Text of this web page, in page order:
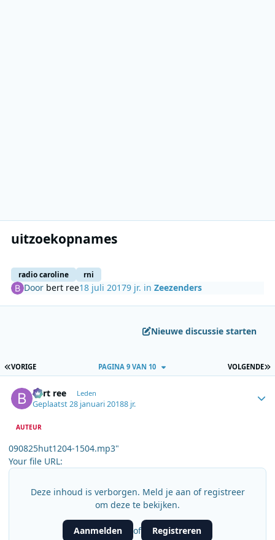
uitzoekopnames
radio caroline rni
Door bert ree18 juli 20179 jr. inZeezenders
Nieuwe discussie starten
EERSTE PAGINA
VORIGE VOLGENDE
PAGINA 9 VAN 10
bert ree Leden
Geplaatst28 januari 20188 jr.
AUTEUR
090825hut1204-1504.mp3"
Your file URL:
Deze inhoud is verborgen. Meld je aan of registreer
om deze te bekijken.
Aanmelden of Registreren